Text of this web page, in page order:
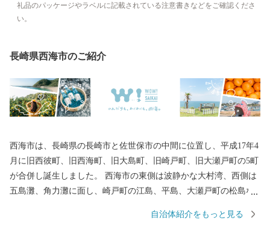
礼品のパッケージやラベルに記載されている注意書きなどをご確認くださ
い。
長崎県西海市のご紹介
西海市は、長崎県の長崎市と佐世保市の中間に位置し、平成17年4
月に旧西彼町、旧西海町、旧大島町、旧崎戸町、旧大瀬戸町の5町
が合併し誕生しました。 西海市の東側は波静かな大村湾、西側は
五島灘、角力灘に面し、崎戸町の江島、平島、大瀬戸町の松島な
園、西彼杵半島県立公園の３つの自然公園の指定区域があり、美
自治体紹介をもっと見る